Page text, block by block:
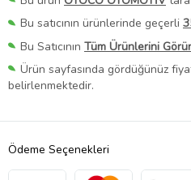
Bu satıcının ürünlerinde geçerli
Bu Satıcının Tüm Ürünlerini
Ürün sayfasında gördüğünüz
belirlenmektedir.
Ödeme Seçenekleri